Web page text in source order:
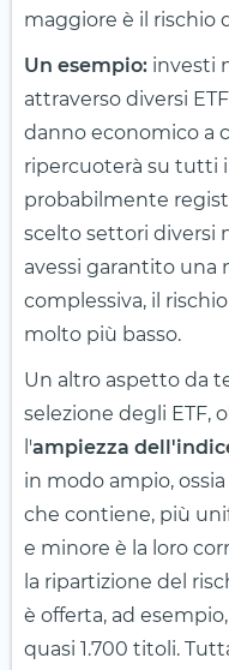
maggiore è il rischio
Un esempio: investi
attraverso diversi
danno economico a
ripercuoterà su tutti
probabilmente
scelto settori diversi
avessi garantito una
complessiva, il
molto più basso.
Un altro aspetto da
selezione degli ETF,
l'ampiezza
in modo ampio,
che contiene, più
e minore è la loro
la ripartizione del
è offerta, ad
quasi 1.700 titoli.